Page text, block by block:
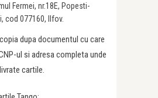
Fermei, nr.18E, Popesti-
cod 077160, Ilfov.
dupa documentul cu care
ul si adresa completa unde
cartile.